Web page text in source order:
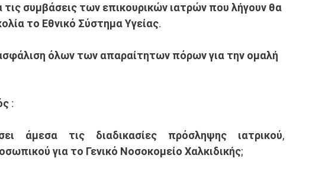
τις συμβάσεις των επικουρικών ιατρών που λήγουν θα
το Εθνικό Σύστημα Υγείας.
όλων των απαραίτητων πόρων για την ομαλή
:
άμεσα τις διαδικασίες πρόσληψης ιατρικού,
για το Γενικό Νοσοκομείο Χαλκιδικής;